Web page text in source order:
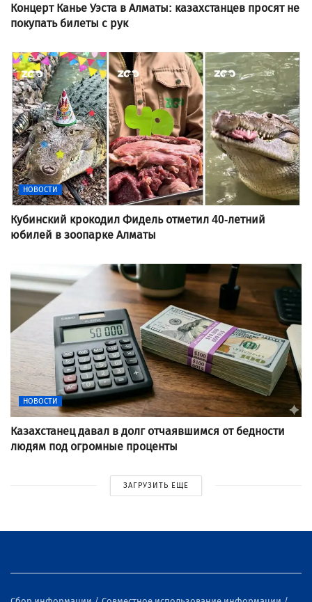
Концерт Канье Уэста в Алматы: казахстанцев просят не
покупать билеты с рук
НОВОСТИ
Кубинский крокодил Фидель отметил 40-летний
юбилей в зоопарке Алматы
НОВОСТИ
Казахстанец давал в долг отчаявшимся от бедности
людям под огромные проценты
ЗАГРУЗИТЬ ЕЩЕ